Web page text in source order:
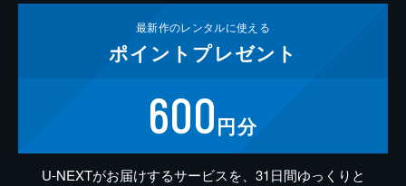
最新作のレンタルに使える
ポイント プレゼント
600円分
U-NEXTがお届けするサービスを、31日間ゆっくりと